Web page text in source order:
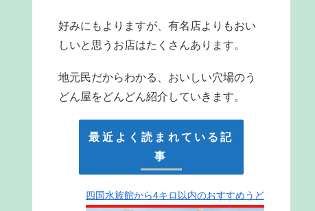
好みにもよりますが、有名店よりもおい
しいと思うお店はたくさんあります。
地元民だからわかる、おいしい穴場のう
どん屋をどんどん紹介していきます。
最近よく読まれている記
事
四国水族館から4キロ以内のおすすめうど